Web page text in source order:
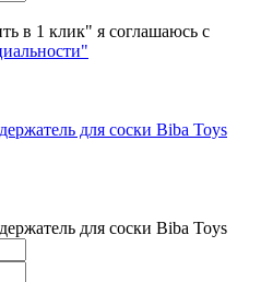
в 1 клик" я соглашаюсь с
для соски Biba Toys
для соски Biba Toys